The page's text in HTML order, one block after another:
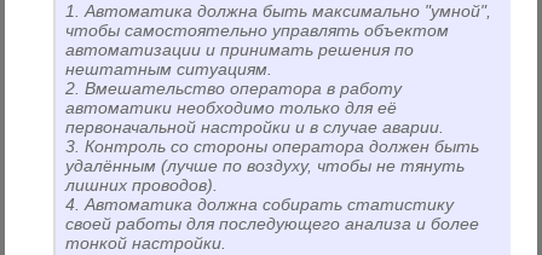
1. Автоматика должна быть максимально "умной",
чтобы самостоятельно управлять объектом
автоматизации и принимать решения по
нештатным ситуациям.
2. Вмешательство оператора в работу
автоматики необходимо только для её
первоначальной настройки и в случае аварии.
3. Контроль со стороны оператора должен быть
удалённым (лучше по воздуху, чтобы не тянуть
лишних проводов).
4. Автоматика должна собирать статистику
своей работы для последующего анализа и более
тонкой настройки.